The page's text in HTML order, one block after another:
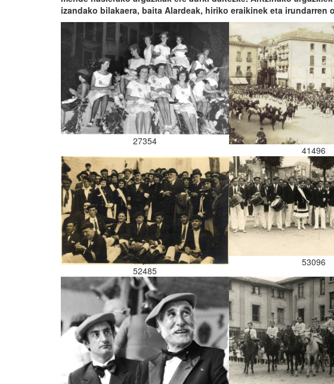
izandako bilakaera, baita Alardeak, hiriko eraikinek eta irundarren
27354
41496
52485
53096